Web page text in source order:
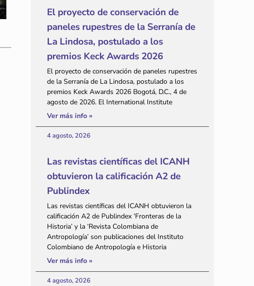
El proyecto de conservación de
paneles rupestres de la Serranía de
La Lindosa, postulado a los
premios Keck Awards 2026
El proyecto de conservación de paneles rupestres
de la Serranía de La Lindosa, postulado a los
premios Keck Awards 2026 Bogotá, D.C., 4 de
agosto de 2026. El International Institute
Ver más info »
4 agosto, 2026
Las revistas científicas del ICANH
obtuvieron la calificación A2 de
Publindex
Las revistas científicas del ICANH obtuvieron la
calificación A2 de Publindex ‘Fronteras de la
Historia’ y la ‘Revista Colombiana de
Antropología’ son publicaciones del Instituto
Colombiano de Antropología e Historia
Ver más info »
4 agosto, 2026